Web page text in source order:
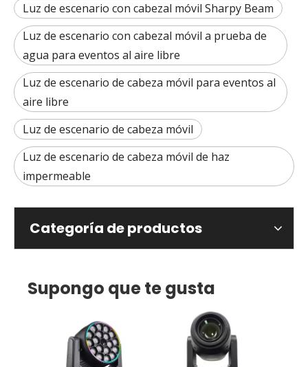
Luz de escenario con cabezal móvil Sharpy Beam
Luz de escenario con cabezal móvil a prueba de
agua para eventos al aire libre
Luz de escenario de cabeza móvil para eventos al
aire libre
Luz de escenario de cabeza móvil
Luz de escenario de cabeza móvil de haz
impermeable
Categoría de productos
Supongo que te gusta